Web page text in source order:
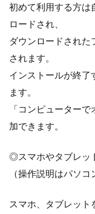
初めて利用する方は
ロードされ、
ダウンロードされ
されます。
インストールが終了
ます。
「コンピューター
加できます。
◎スマホやタブレッ
（操作説明はパソコ
スマホ、タブレッ